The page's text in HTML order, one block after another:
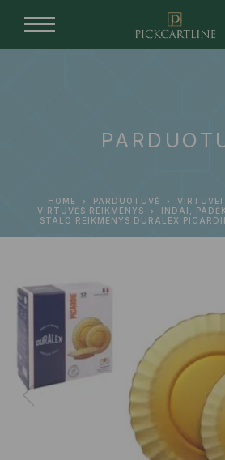
HOME PARDUOTUVĖ
VIRTUVĖS REIKMENYS
INDAI,
STALO REIKMENYS DURALEX